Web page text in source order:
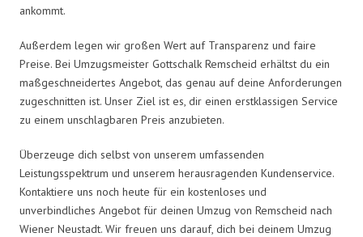
ankommt.
Außerdem legen wir großen Wert auf Transparenz und faire
Preise. Bei Umzugsmeister Gottschalk Remscheid erhältst du ein
maßgeschneidertes Angebot, das genau auf deine Anforderungen
zugeschnitten ist. Unser Ziel ist es, dir einen erstklassigen Service
zu einem unschlagbaren Preis anzubieten.
Überzeuge dich selbst von unserem umfassenden
Leistungsspektrum und unserem herausragenden Kundenservice.
Kontaktiere uns noch heute für ein kostenloses und
unverbindliches Angebot für deinen Umzug von Remscheid nach
Wiener Neustadt. Wir freuen uns darauf, dich bei deinem Umzug